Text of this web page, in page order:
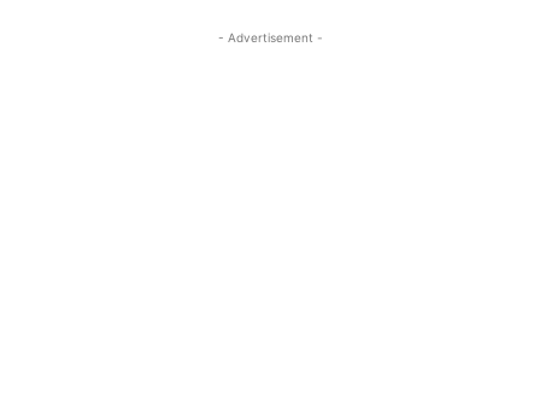
- Advertisement -